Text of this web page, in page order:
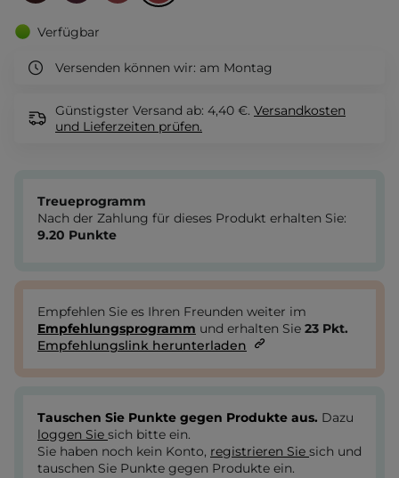
Verfügbar
Versenden können wir: am Montag
Günstigster Versand ab: 4,40 €. Versandkosten
und Lieferzeiten prüfen.
Treueprogramm
Nach der Zahlung für dieses Produkt erhalten Sie:
9.20 Punkte
Empfehlen Sie es Ihren Freunden weiter im
Empfehlungsprogramm und erhalten Sie 23 Pkt.
Empfehlungslink herunterladen
Tauschen Sie Punkte gegen Produkte aus. Dazu
loggen Sie sich bitte ein.
Sie haben noch kein Konto, registrieren Sie sich und
tauschen Sie Punkte gegen Produkte ein.